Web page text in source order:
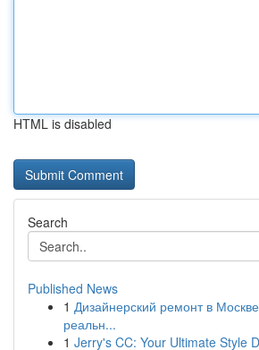
HTML is disabled
Search
Published News
1 Дизайнерский ремонт в
реальн...
1 Jerry's CC: Your Ultimate Style